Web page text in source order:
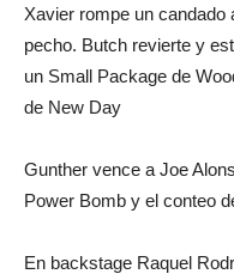
Xavier rompe un
pecho. Butch revierte y
un Small Package de
de New Day
Gunther vence a Joe
Power Bomb y el conteo
En backstage Raquel